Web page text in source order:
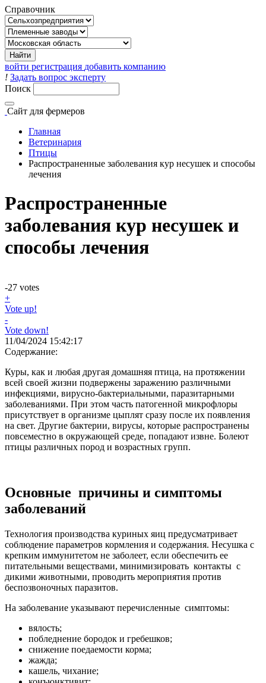
Справочник
войти регистрация добавить компанию
! Задать вопрос эксперту
Поиск
Сайт для фермеров
Главная
Ветеринария
Птицы
Распространенные заболевания кур несушек и способы
лечения
Распространенные
заболевания кур несушек и
способы лечения
-27 votes
+
Vote up!
-
Vote down!
11/04/2024 15:42:17
Содержание:
Куры, как и любая другая домашняя птица, на протяжении
всей своей жизни подвержены заражению различными
инфекциями, вирусно-бактериальными, паразитарными
заболеваниями. При этом часть патогенной микрофлоры
присутствует в организме цыплят сразу после их появления
на свет. Другие бактерии, вирусы, которые распространены
повсеместно в окружающей среде, попадают извне. Болеют
птицы различных пород и возрастных групп.
Основные причины и симптомы
заболеваний
Технология производства куриных яиц предусматривает
соблюдение параметров кормления и содержания. Несушка с
крепким иммунитетом не заболеет, если обеспечить ее
питательными веществами, минимизировать контакты с
дикими животными, проводить мероприятия против
беспозвоночных паразитов.
На заболевание указывают перечисленные симптомы:
вялость;
побледнение бородок и гребешков;
снижение поедаемости корма;
жажда;
кашель, чихание;